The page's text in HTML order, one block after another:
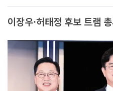
이장우·허태정 후보 트램